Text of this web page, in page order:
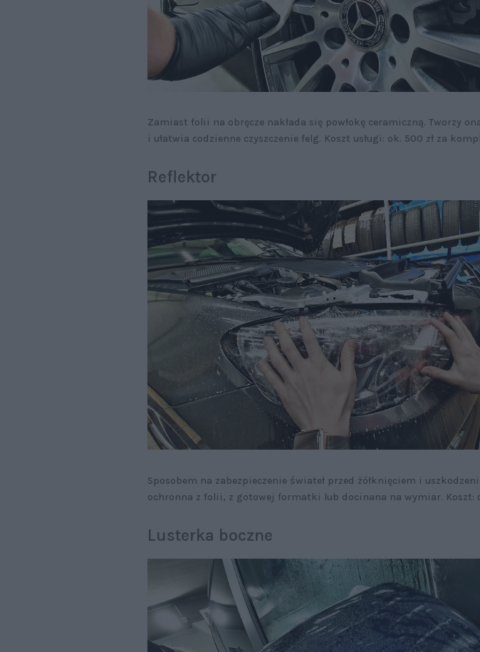
Zamiast folii na obręcze nakłada się powłokę ceramiczną. Tworzy
i ułatwia codzienne czyszczenie felg. Koszt usługi: ok. 500 zł za
Reflektor
Sposobem na zabezpieczenie świateł przed żółknięciem i
ochronna z folii, z gotowej formatki lub docinana na wymiar. Koszt:
Lusterka boczne